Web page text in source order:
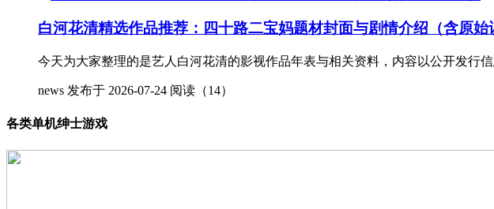
白河花清精选作品推荐：四十路二宝妈题材封面与剧情介绍（含原始
今天为大家整理的是艺人白河花清的影视作品年表与相关资料，内容以公开发行
news 发布于 2026-07-24 阅读（14）
各类单机绅士游戏